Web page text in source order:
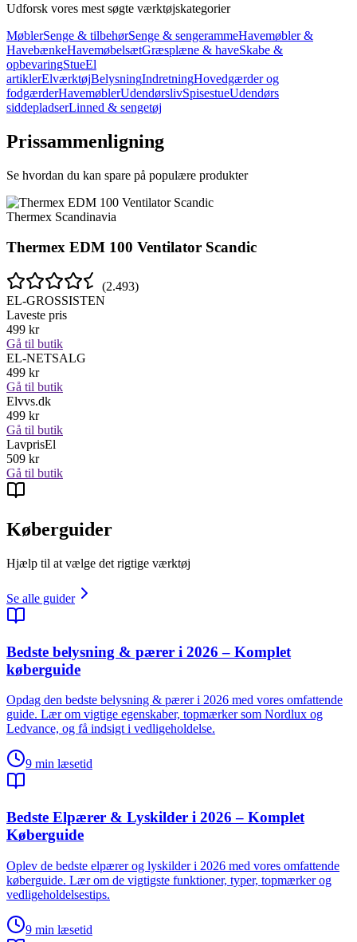
Udforsk vores mest søgte værktøjskategorier
MøblerSenge & tilbehørSenge & sengerammeHavemøbler &
HavebænkeHavemøbelsætGræsplæne & haveSkabe &
opbevaringStueEl
artiklerElværktøjBelysningIndretningHovedgærder og
fodgærderHavemøblerUdendørslivSpisestueUdendørs
siddepladserLinned & sengetøj
Prissammenligning
Se hvordan du kan spare på populære produkter
Thermex Scandinavia
Thermex EDM 100 Ventilator Scandic
(2.493)
EL-GROSSISTEN
Laveste pris
499 kr
Gå til butik
EL-NETSALG
499 kr
Gå til butik
Elvvs.dk
499 kr
Gå til butik
LavprisEl
509 kr
Gå til butik
Køberguider
Hjælp til at vælge det rigtige værktøj
Se alle guider
Bedste belysning & pærer i 2026 – Komplet
køberguide
Opdag den bedste belysning & pærer i 2026 med vores omfattende
guide. Lær om vigtige egenskaber, topmærker som Nordlux og
Ledvance, og få indsigt i vedligeholdelse.
9 min læsetid
Bedste Elpærer & Lyskilder i 2026 – Komplet
Køberguide
Oplev de bedste elpærer og lyskilder i 2026 med vores omfattende
køberguide. Lær om de vigtigste funktioner, typer, topmærker og
vedligeholdelsestips.
9 min læsetid